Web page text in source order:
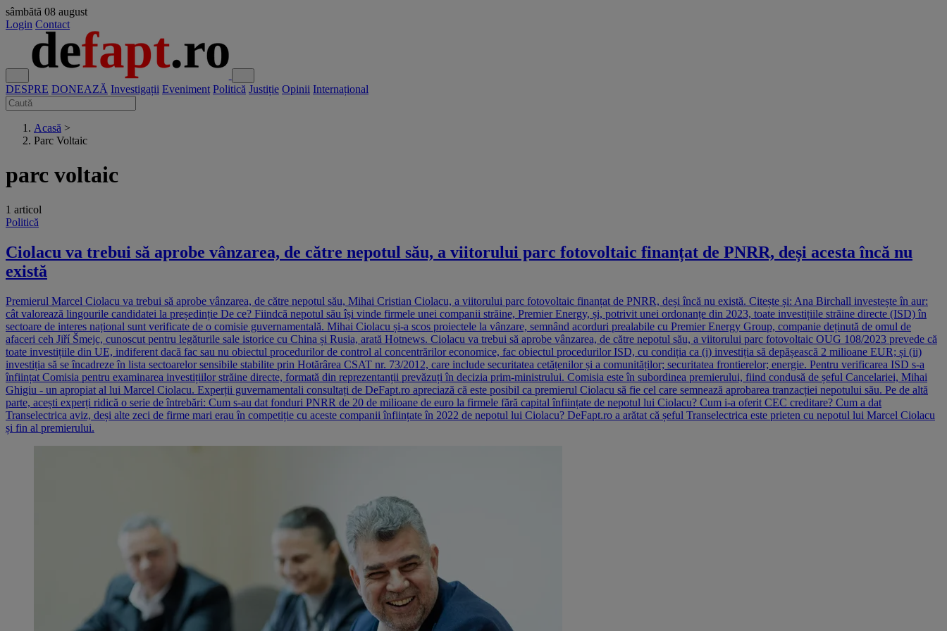
sâmbătă 08 august
Login Contact
DESPRE DONEAZĂ Investigații Eveniment Politică Justiție Opinii Internațional
Acasă >
Parc Voltaic
parc voltaic
1 articol
Politică
Ciolacu va trebui să aprobe vânzarea, de către nepotul său, a viitorului parc fotovoltaic finanțat de PNRR, deși acesta încă nu
există
Premierul Marcel Ciolacu va trebui să aprobe vânzarea, de către nepotul său, Mihai Cristian Ciolacu, a viitorului parc fotovoltaic finanțat de PNRR, deși încă nu există. Citește și: Ana Birchall investește în aur:
cât valorează lingourile candidatei la președinție De ce? Fiindcă nepotul său își vinde firmele unei companii străine, Premier Energy, și, potrivit unei ordonanțe din 2023, toate investițiile străine directe (ISD) în
sectoare de interes național sunt verificate de o comisie guvernamentală. Mihai Ciolacu și-a scos proiectele la vânzare, semnând acorduri prealabile cu Premier Energy Group, companie deținută de omul de
afaceri ceh Jiří Šmejc, cunoscut pentru legăturile sale istorice cu China și Rusia, arată Hotnews. Ciolacu va trebui să aprobe vânzarea, de către nepotul său, a viitorului parc fotovoltaic OUG 108/2023 prevede că
toate investițiile din UE, indiferent dacă fac sau nu obiectul procedurilor de control al concentrărilor economice, fac obiectul procedurilor ISD, cu condiția ca (i) investiția să depășească 2 milioane EUR; și (ii)
investiția să se încadreze în lista sectoarelor sensibile stabilite prin Hotărârea CSAT nr. 73/2012, care include securitatea cetățenilor și a comunităților; securitatea frontierelor; energie. Pentru verificarea ISD s-a
înființat Comisia pentru examinarea investițiilor străine directe, formată din reprezentanții prevăzuți în decizia prim-ministrului. Comisia este în subordinea premierului, fiind condusă de șeful Cancelariei, Mihai
Ghigiu - un apropiat al lui Marcel Ciolacu. Experții guvernamentali consultați de DeFapt.ro apreciază că este posibil ca premierul Ciolacu să fie cel care semnează aprobarea tranzacției nepotului său. Pe de altă
parte, acești experți ridică o serie de întrebări: Cum s-au dat fonduri PNRR de 20 de milioane de euro la firmele fără capital înființate de nepotul lui Ciolacu? Cum i-a oferit CEC creditare? Cum a dat
Transelectrica aviz, deși alte zeci de firme mari erau în competiție cu aceste companii înființate în 2022 de nepotul lui Ciolacu? DeFapt.ro a arătat că șeful Transelectrica este prieten cu nepotul lui Marcel Ciolacu
și fin al premierului.